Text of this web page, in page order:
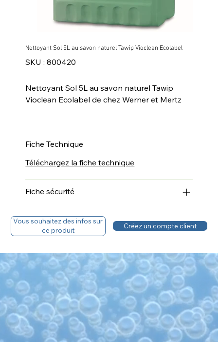
Nettoyant Sol 5L au savon naturel Tawip Vioclean Ecolabel
SKU : SKU
800420
800420
Nettoyant Sol 5L au savon naturel Tawip
Vioclean Ecolabel de chez Werner et Mertz
Fiche Technique
Téléchargez la fiche technique
Fiche sécurité
Vous avez un compte, découvrez le tarif.
Vous souhaitez des infos sur
ce produit
Créez un compte client